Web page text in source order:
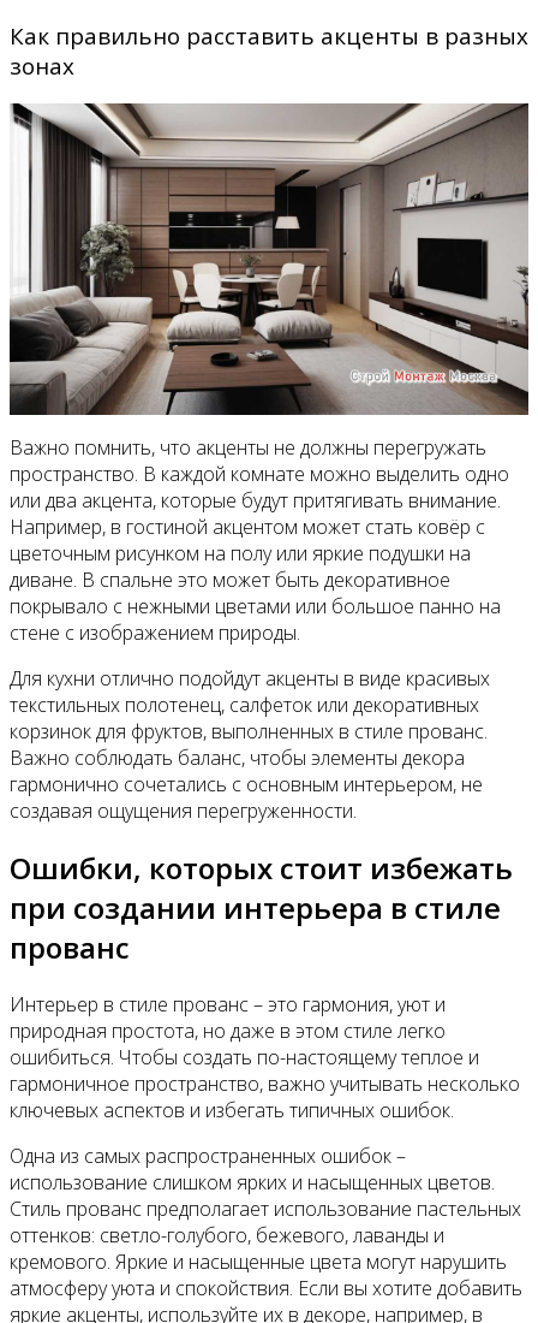
Как правильно расставить акценты в разных
зонах
Важно помнить, что акценты не должны перегружать
пространство. В каждой комнате можно выделить одно
или два акцента, которые будут притягивать внимание.
Например, в гостиной акцентом может стать ковёр с
цветочным рисунком на полу или яркие подушки на
диване. В спальне это может быть декоративное
покрывало с нежными цветами или большое панно на
стене с изображением природы.
Для кухни отлично подойдут акценты в виде красивых
текстильных полотенец, салфеток или декоративных
корзинок для фруктов, выполненных в стиле прованс.
Важно соблюдать баланс, чтобы элементы декора
гармонично сочетались с основным интерьером, не
создавая ощущения перегруженности.
Ошибки, которых стоит избежать
при создании интерьера в стиле
прованс
Интерьер в стиле прованс – это гармония, уют и
природная простота, но даже в этом стиле легко
ошибиться. Чтобы создать по-настоящему теплое и
гармоничное пространство, важно учитывать несколько
ключевых аспектов и избегать типичных ошибок.
Одна из самых распространенных ошибок –
использование слишком ярких и насыщенных цветов.
Стиль прованс предполагает использование пастельных
оттенков: светло-голубого, бежевого, лаванды и
кремового. Яркие и насыщенные цвета могут нарушить
атмосферу уюта и спокойствия. Если вы хотите добавить
яркие акценты, используйте их в декоре, например, в